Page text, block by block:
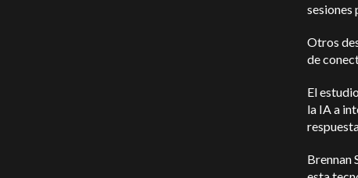
sesiones
Otros
de
El
la IA a
Brennan